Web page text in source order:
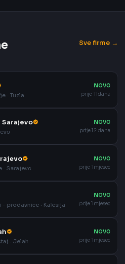
Sve firme →
· Tuzla
NOVO
prije 11 dana
Sarajevo
NOVO
prije 12 dana
Sarajevo
NOVO
prije 1 mjesec
prodavnice · Kalesija
NOVO
prije 1 mjesec
· Jelah
NOVO
prije 1 mjesec